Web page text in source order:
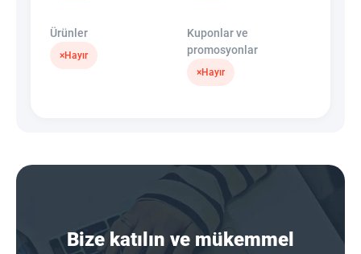
Ürünler
×Hayır
Kuponlar ve
promosyonlar
×Hayır
Bize katılın ve mükemmel